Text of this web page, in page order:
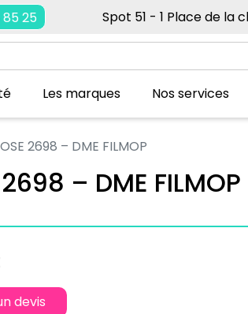
25
Spot 51 - 1 Place de la
Les marques Nos services
2698 – DME FILMOP
– DME FILMOP
devis